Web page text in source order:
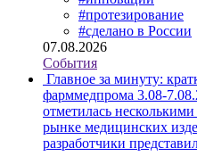
#протезирование
#сделано в России
07.08.2026
События
Главное за минуту:
фарммедпрома 3.08-
отметилась
рынке медицинских
разработчики